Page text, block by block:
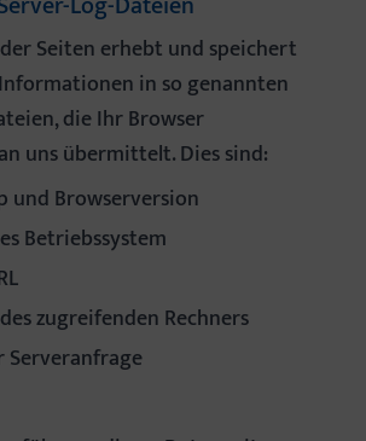
Seiten erhebt und speichert
in so genannten
die Ihr Browser
uns übermittelt. Dies sind:
und Browserversion
Betriebssystem
zugreifenden Rechners
Serveranfrage